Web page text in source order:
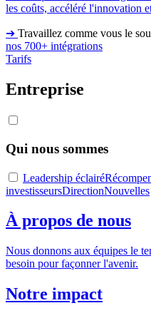
les coûts, accéléré l'innovation
➔ Travaillez comme vous le
nos 700+ intégrations
Tarifs
Entreprise
Qui nous sommes
Leadership éclairé
investisseursDirectionNouvelles
À propos de nous
Nous donnons aux équipes le
besoin pour façonner l'avenir.
Notre impact